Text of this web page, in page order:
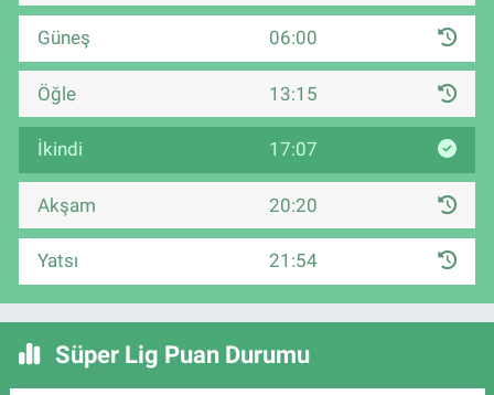
Güneş 06:00
Öğle 13:15
İkindi 17:07
Akşam 20:20
Yatsı 21:54
Süper Lig Puan Durumu